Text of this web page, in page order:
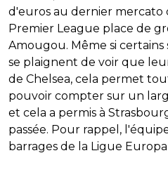
d'euros au dernier
Premier League place de
Amougou. Même si
se plaignent de voir que
de Chelsea, cela permet
pouvoir compter sur un
et cela a permis à
passée. Pour rappel,
barrages de la Ligue